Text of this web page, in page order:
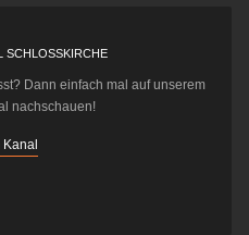
SCHLOSSKIRCHE
Dann einfach mal auf unserem
nachschauen!